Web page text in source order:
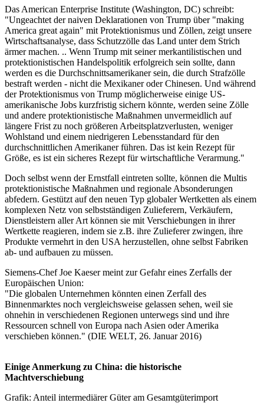
Das American Enterprise Institute (Washington, DC) schreibt:
"Ungeachtet der naiven Deklarationen von Trump über "making
America great again" mit Protektionismus und Zöllen, zeigt unsere
Wirtschaftsanalyse, dass Schutzzölle das Land unter dem Strich
ärmer machen. .. Wenn Trump mit seiner merkantilistischen und
protektionistischen Handelspolitik erfolgreich sein sollte, dann
werden es die Durchschnittsamerikaner sein, die durch Strafzölle
bestraft werden - nicht die Mexikaner oder Chinesen. Und während
der Protektionismus von Trump möglicherweise einige US-
amerikanische Jobs kurzfristig sichern könnte, werden seine Zölle
und andere protektionistische Maßnahmen unvermeidlich auf
längere Frist zu noch größeren Arbeitsplatzverlusten, weniger
Wohlstand und einem niedrigeren Lebensstandard für den
durchschnittlichen Amerikaner führen. Das ist kein Rezept für
Größe, es ist ein sicheres Rezept für wirtschaftliche Verarmung."
Doch selbst wenn der Ernstfall eintreten sollte, können die Multis
protektionistische Maßnahmen und regionale Absonderungen
abfedern. Gestützt auf den neuen Typ globaler Wertketten als einem
komplexen Netz von selbstständigen Zulieferern, Verkäufern,
Dienstleistern aller Art können sie mit Verschiebungen in ihrer
Wertkette reagieren, indem sie z.B. ihre Zulieferer zwingen, ihre
Produkte vermehrt in den USA herzustellen, ohne selbst Fabriken
ab- und aufbauen zu müssen.
Siemens-Chef Joe Kaeser meint zur Gefahr eines Zerfalls der
Europäischen Union:
"Die globalen Unternehmen könnten einen Zerfall des
Binnenmarktes noch vergleichsweise gelassen sehen, weil sie
ohnehin in verschiedenen Regionen unterwegs sind und ihre
Ressourcen schnell von Europa nach Asien oder Amerika
verschieben können." (DIE WELT, 26. Januar 2016)
Einige Anmerkung zu China: die historische
Machtverschiebung
Grafik: Anteil intermediärer Güter am Gesamtgüterimport